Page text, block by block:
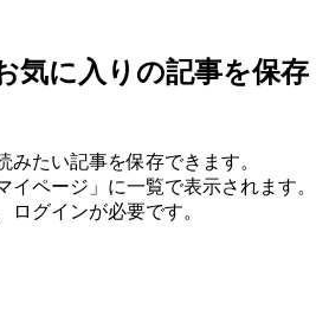
気に入りの記事を保存
みたい記事を保存できます。
イページ」に一覧で表示されます。
ログインが必要です。